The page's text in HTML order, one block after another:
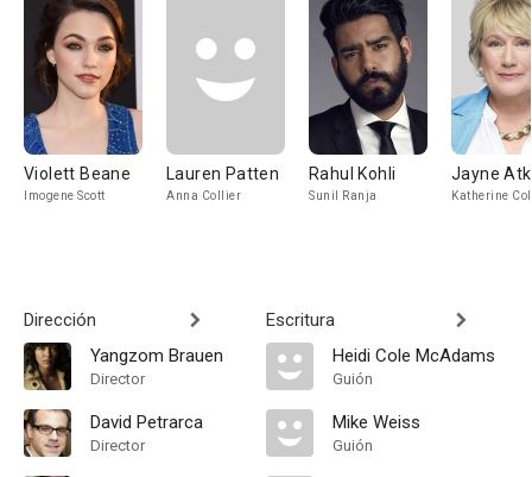
Violett Beane
Imogene Scott
Lauren Patten
Anna Collier
Rahul Kohli
Sunil Ranja
Jayne
Katherine
Dirección
Yangzom Brauen
Director
David Petrarca
Director
Escritura
Heidi Cole McAdams
Guión
Mike Weiss
Guión